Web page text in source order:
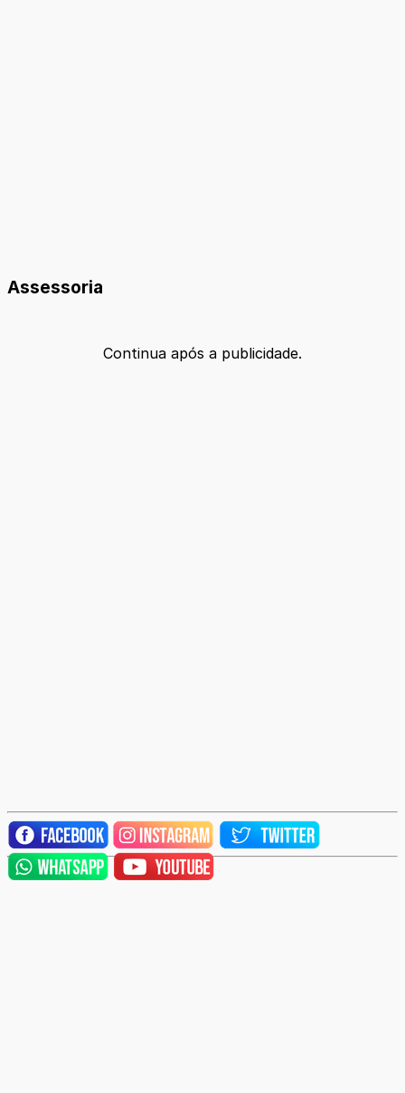
Assessoria
Continua após a publicidade.